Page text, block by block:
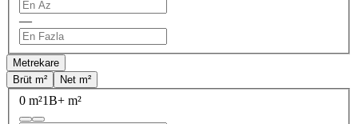
—
Metrekare
Brüt m²
Net m²
0 m²1B+ m²